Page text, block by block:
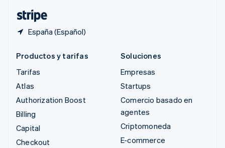
España (Español)
Productos y tarifas
Tarifas
Atlas
Authorization Boost
Billing
Capital
Checkout
Soluciones
Empresas
Startups
Comercio basado en
agentes
Criptomoneda
E-commerce